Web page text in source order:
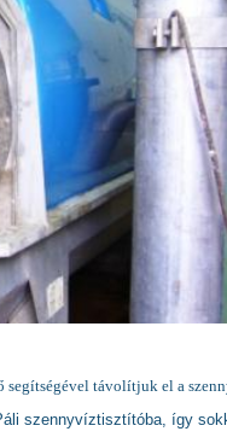
segítségével távolítjuk el a
szennyvíztisztítóba, így